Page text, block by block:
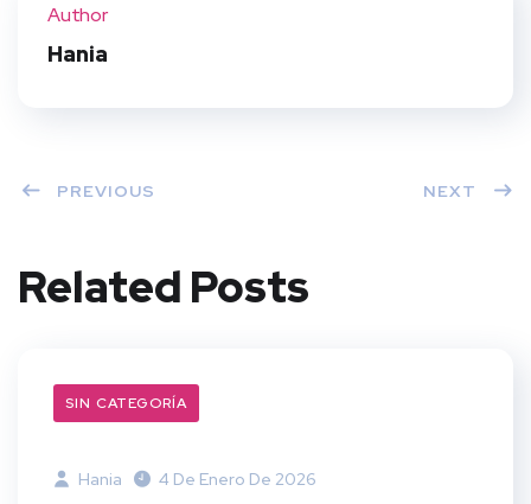
Author
Hania
PREVIOUS NEXT
Related Posts
SIN CATEGORÍA
Hania 4 De Enero De 2026